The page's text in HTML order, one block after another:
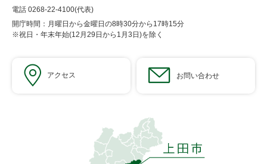
電話 0268-22-4100(代表)
開庁時間：月曜日から金曜日の8時30分から17時15分
※祝日・年末年始(12月29日から1月3日)を除く
アクセス お問い合わせ